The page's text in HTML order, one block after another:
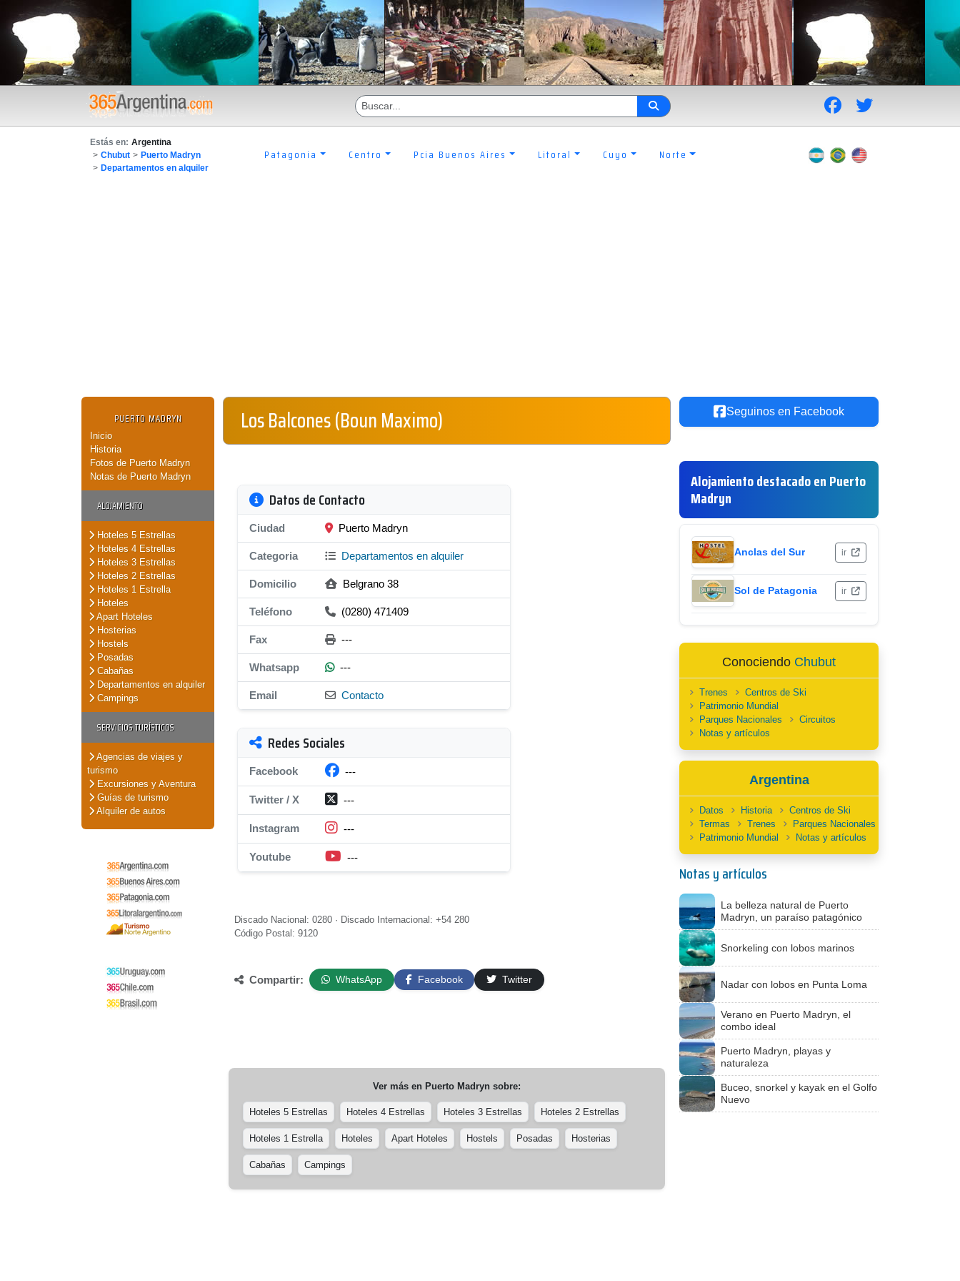
Estás en: Argentina
> Chubut > Puerto Madryn
> Departamentos en alquiler
Patagonia Centro Pcia Buenos Aires Litoral Cuyo Norte
PUERTO MADRYN
Inicio
Historia
Fotos de Puerto Madryn
Notas de Puerto Madryn
ALOJAMIENTO
Hoteles 5 Estrellas
Hoteles 4 Estrellas
Hoteles 3 Estrellas
Hoteles 2 Estrellas
Hoteles 1 Estrella
Hoteles
Apart Hoteles
Hosterias
Hostels
Posadas
Cabañas
Departamentos en alquiler
Campings
SERVICIOS TURÍSTICOS
Agencias de viajes y
turismo
Excursiones y Aventura
Guías de turismo
Alquiler de autos
Los Balcones (Boun Maximo)
Datos de Contacto
Ciudad Puerto Madryn
Categoria Departamentos en alquiler
Domicilio Belgrano 38
Teléfono (0280) 471409
Fax ---
Whatsapp ---
Email Contacto
Redes Sociales
Facebook ---
Twitter / X ---
Instagram ---
Youtube ---
Discado Nacional: 0280 · Discado Internacional: +54 280
Código Postal: 9120
Compartir: WhatsApp Facebook Twitter
Ver más en Puerto Madryn sobre:
Hoteles 5 Estrellas Hoteles 4 Estrellas Hoteles 3 Estrellas Hoteles 2 Estrellas
Hoteles 1 Estrella Hoteles Apart Hoteles Hostels Posadas Hosterias
Cabañas Campings
Seguinos en Facebook
Alojamiento destacado en Puerto
Madryn
Anclas del Sur ir
Sol de Patagonia ir
Conociendo Chubut
Trenes
Centros de Ski
Patrimonio Mundial
Parques Nacionales
Circuitos
Notas y artículos
Argentina
Datos Historia
Centros de Ski
Termas
Trenes
Parques Nacionales
Patrimonio Mundial
Notas y artículos
Notas y artículos
La belleza natural de Puerto
Madryn, un paraíso patagónico
Snorkeling con lobos marinos
Nadar con lobos en Punta Loma
Verano en Puerto Madryn, el
combo ideal
Puerto Madryn, playas y
naturaleza
Buceo, snorkel y kayak en el Golfo
Nuevo